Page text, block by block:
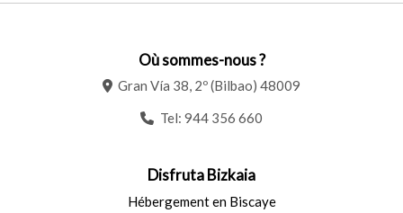
Où sommes-nous ?
Gran Vía 38, 2º (Bilbao) 48009
Tel: 944 356 660
Disfruta Bizkaia
Hébergement en Biscaye